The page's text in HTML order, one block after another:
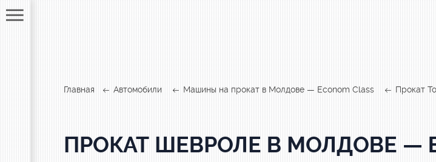
Главная Автомобили Машины на прокат в Молдове — Econom Class Прокат
ПРОКАТ ШЕВРОЛЕ В МОЛДОВЕ